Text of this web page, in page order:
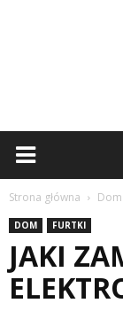
Strona główna Dom
DOM FURTKI
JAKI